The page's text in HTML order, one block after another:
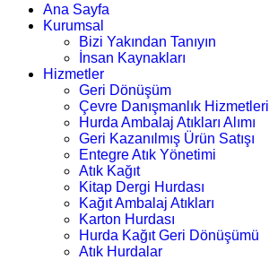
Ana Sayfa
Kurumsal
Bizi Yakından Tanıyın
İnsan Kaynakları
Hizmetler
Geri Dönüşüm
Çevre Danışmanlık Hizmetleri
Hurda Ambalaj Atıkları Alımı
Geri Kazanılmış Ürün Satışı
Entegre Atık Yönetimi
Atık Kağıt
Kitap Dergi Hurdası
Kağıt Ambalaj Atıkları
Karton Hurdası
Hurda Kağıt Geri Dönüşümü
Atık Hurdalar